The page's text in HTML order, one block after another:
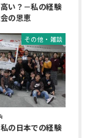
い？－私の経験
の恩恵
その他・雑談
の日本での経験